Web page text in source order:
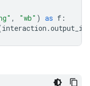
, "wb" ) as f :
interaction .